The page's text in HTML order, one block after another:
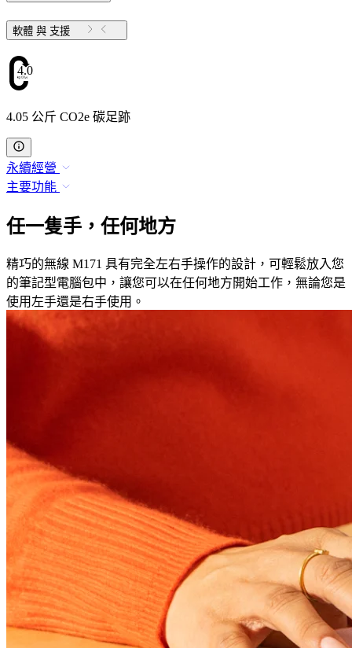
軟體 與 支援
4.05
4.05 公斤 CO2e 碳足跡
永續經營
主要功能
任一隻手，任何地方
精巧的無線 M171 具有完全左右手操作的設計，可輕鬆放入您
的筆記型電腦包中，讓您可以在任何地方開始工作，無論您是
使用左手還是右手使用。